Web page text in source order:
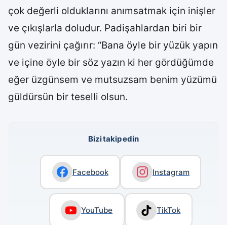
çok değerli olduklarını anımsatmak için inişler
ve çıkışlarla doludur. Padişahlardan biri bir
gün vezirini çağırır: “Bana öyle bir yüzük yapın
ve içine öyle bir söz yazın ki her gördüğümde
eğer üzgünsem ve mutsuzsam benim yüzümü
güldürsün bir teselli olsun.
Bizi takip edin
Facebook Instagram
YouTube TikTok